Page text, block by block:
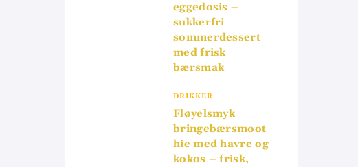
eggedosis –
sukkerfri
sommerdessert
med frisk
bærsmak
DRIKKER
Fløyelsmyk
bringebærsmoot
hie med havre og
kokos – frisk,